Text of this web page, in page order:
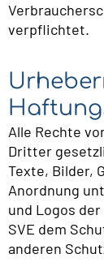
verpflichtet.
Alle Rechte
Dritter
Texte, Bilder,
Anordnung
und Logos
SVE dem
anderen